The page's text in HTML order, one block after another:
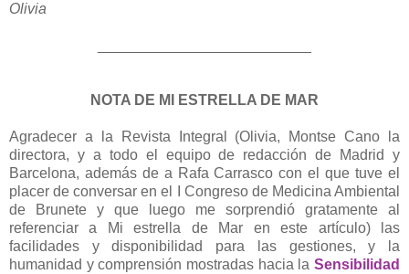
Olivia
NOTA DE MI ESTRELLA DE MAR
Agradecer a la Revista Integral (Olivia, Montse Cano la
directora, y a todo el equipo de redacción de Madrid y
Barcelona, además de a Rafa Carrasco con el que tuve el
placer de conversar en el I Congreso de Medicina Ambiental
de Brunete y que luego me sorprendió gratamente al
referenciar a Mi estrella de Mar en este artículo) las
facilidades y disponibilidad para las gestiones, y la
humanidad y comprensión mostradas hacia la Sensibilidad